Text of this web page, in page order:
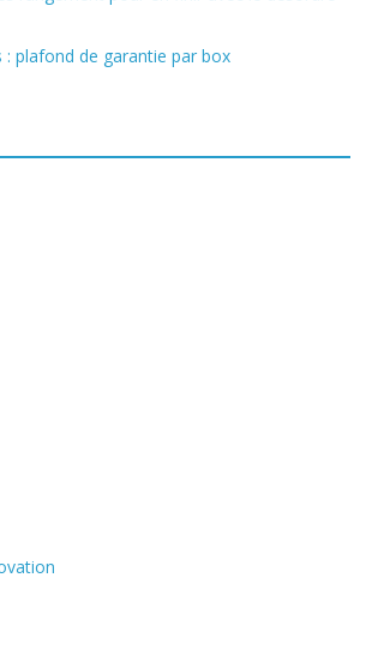
: plafond de garantie par box